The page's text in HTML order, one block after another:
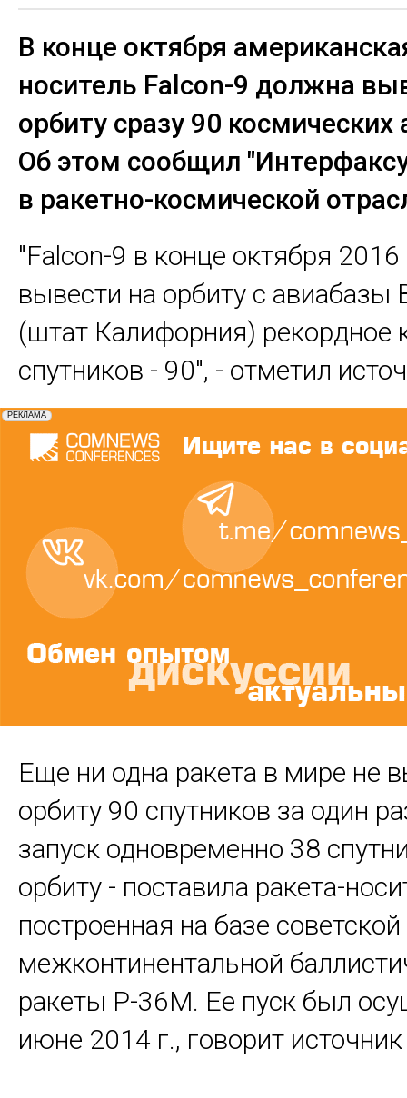
В конце октября
носитель Falcon-9 должна
орбиту сразу 90 космических
Об этом сообщил
в ракетно-космической
"Falcon-9 в конце октября
вывести на орбиту с авиабазы
(штат Калифорния) рекордное
спутников - 90", - отметил
Еще ни одна ракета в мире не
орбиту 90 спутников за один
запуск одновременно 38
орбиту - поставила ракета-
построенная на базе советской
межконтинентальной
ракеты Р-36М. Ее пуск был
июне 2014 г., говорит источник